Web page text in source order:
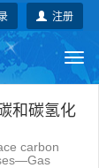
注册
方标准
际标准
和碳氢化
carbon